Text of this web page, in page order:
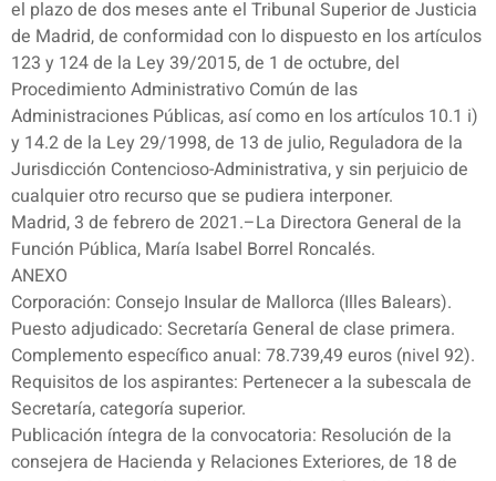
el plazo de dos meses ante el Tribunal Superior de Justicia
de Madrid, de conformidad con lo dispuesto en los artículos
123 y 124 de la Ley 39/2015, de 1 de octubre, del
Procedimiento Administrativo Común de las
Administraciones Públicas, así como en los artículos 10.1 i)
y 14.2 de la Ley 29/1998, de 13 de julio, Reguladora de la
Jurisdicción Contencioso-Administrativa, y sin perjuicio de
cualquier otro recurso que se pudiera interponer.
Madrid, 3 de febrero de 2021.–La Directora General de la
Función Pública, María Isabel Borrel Roncalés.
ANEXO
Corporación: Consejo Insular de Mallorca (Illes Balears).
Puesto adjudicado: Secretaría General de clase primera.
Complemento específico anual: 78.739,49 euros (nivel 92).
Requisitos de los aspirantes: Pertenecer a la subescala de
Secretaría, categoría superior.
Publicación íntegra de la convocatoria: Resolución de la
consejera de Hacienda y Relaciones Exteriores, de 18 de